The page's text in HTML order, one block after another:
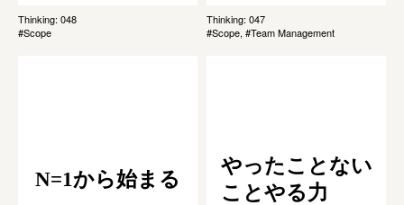
Thinking: 048
#Scope
Thinking: 047
#Scope, #Team Management
N=1から始まる
やったことない
ことやる力